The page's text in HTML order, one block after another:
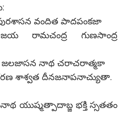
వందిత పాదపంకజా
గుణసాంద్ర
నాథ చరాచరాత్మకా
శాశ్వత దీనజనాపనాచ్యుతా.
యుష్మత్పాదాబ్జ భక్తి స్సతతం